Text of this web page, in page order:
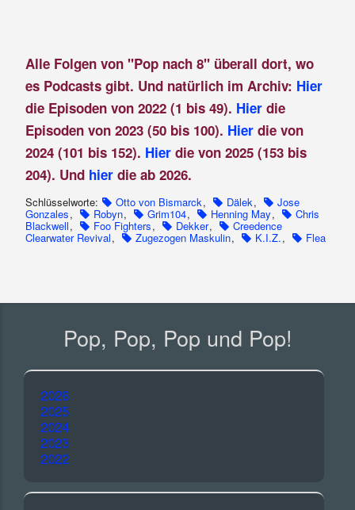
Alle Folgen von "Pop nach 8" überall dort, wo
es Podcasts gibt. Und natürlich im Archiv: Hier
die Episoden von 2022 (1 bis 49). Hierdie
Episoden von 2023 (50 bis 100). Hier die von
2024 (101 bis 152). Hier die von 2025 (153 bis
204). Und hier die ab 2026.
Schlüsselworte: Otto von Bismarck, Dälek, Jose
Gonzales, Robyn, Grim104, Henning May, Chris
Blackwell, Foo Fighters, Dekker, Creedence
Clearwater Revival, Zugezogen Maskulin, K.I.Z., Flea
Pop, Pop, Pop und Pop!
2026
2025
2024
2023
2022